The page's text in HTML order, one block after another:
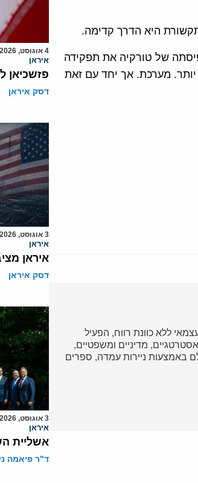
היא הדרך קדימה.
של טורקיה את תפקידה
יותר. מערכת. אך יחד עם זאת
ללא כוונת רווח, הפעיל
אסטרטגיים, מדיניים ומשפטיים,
באמצעות ניירות עמדה, ספרים
4 אוגוסט, 2026
איראן
פזשכיאן
דסק איראן
3 אוגוסט, 2026
איראן
איראן
דסק איראן
3 אוגוסט, 2026
איראן
אשליית
ד"ר פיאמה